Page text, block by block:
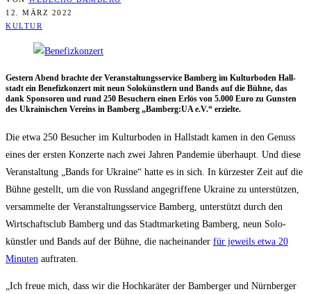
12. MÄRZ 2022
KULTUR
Ges­tern Abend brach­te der Ver­an­stal­tungs­ser­vice Bam­berg im Kul­tur­bo­den Hall­
stadt ein Bene­fiz­kon­zert mit neun Solo­künst­lern und Bands auf die Büh­ne, das
dank Spon­so­ren und rund 250 Besu­chern einen Erlös von 5.000 Euro zu Guns­ten
des Ukrai­ni­schen Ver­eins in Bam­berg „Bamberg:UA e.V.“ erzielte.
Die etwa 250 Besu­cher im Kul­tur­bo­den in Hall­stadt kamen in den Genuss
eines der ers­ten Kon­zer­te nach zwei Jah­ren Pan­de­mie über­haupt. Und die­se
Ver­an­stal­tung „Bands for Ukrai­ne“ hat­te es in sich. In kür­zes­ter Zeit auf die
Büh­ne gestellt, um die von Russ­land ange­grif­fe­ne Ukrai­ne zu unter­stüt­zen,
ver­sam­mel­te der Ver­an­stal­tungs­ser­vice Bam­berg, unter­stützt durch den
Wirt­schafts­club Bam­berg und das Stadt­mar­ke­ting Bam­berg, neun Solo­
künst­ler und Bands auf der Büh­ne, die nach­ein­an­der für jeweils etwa 20
Minu­ten auftraten.
„Ich freue mich, dass wir die Hoch­ka­rä­ter der Bam­ber­ger und Nürn­ber­ger